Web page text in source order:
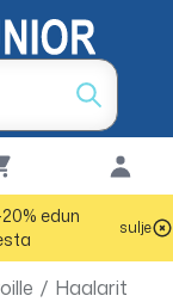
edun
sulje
/ Haalarit